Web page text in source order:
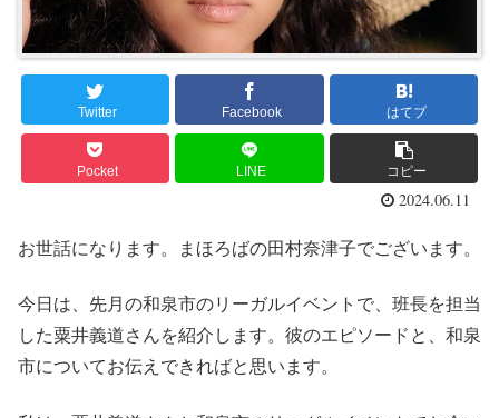
Twitter Facebook はてブ
Pocket LINE コピー
2024.06.11
お世話になります。まほろばの田村奈津子でございます。
今日は、先月の和泉市のリーガルイベントで、班長を担当
した粟井義道さんを紹介します。彼のエピソードと、和泉
市についてお伝えできればと思います。